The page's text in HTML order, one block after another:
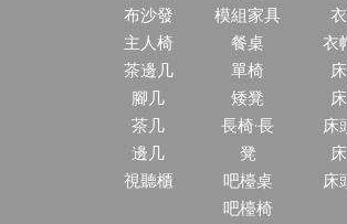
布沙發
主人椅
茶邊几
腳几
茶几
邊几
視聽櫃
模組家具
餐桌
單椅
矮凳
長椅·長
凳
吧檯桌
吧檯椅
衣
床
床